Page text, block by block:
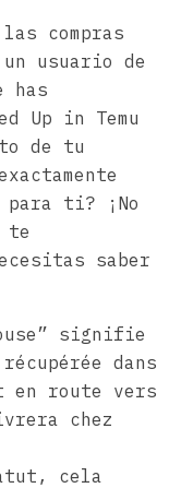
compras
usuario de
has
Up in Temu
de tu
ti? ¡No
te
saber
signifie
dans
en route vers
chez
cela